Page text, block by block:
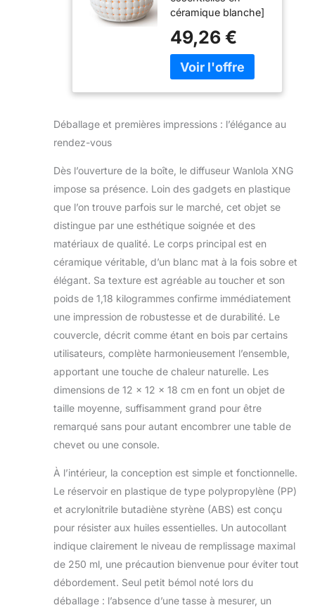
essentielles
grand espace,
250 ml
Diffuseur
d'huile
d'aromathérapie
de brume froide
avec 7 couleurs
brume
céramique blanche]
céramique blanche,
avec un design
classique de panier
couvercle en
et durable. La
structure intérieure
du diffuseur
d'aromathérapie est
en ABS et PP, 100 %
sans BPA [Ce
diffuseur peut être
équipé de ]
Réservoir d'eau de
facilement pendant
8 heures de jour ou
de nuit, et
doucement
la pièce
d'aromathérapie. Et
il peut être utilisé
dispose de 2 modes
fonctionne pendant
3 à 4 heures en
mode continu, ou 6
à 8 heures en mode
intermittent (30
secondes allumée,
30 secondes
éteinte), Qualité de
49,26 €
Déballage et premières impressions : l’élégance au
rendez-vous
Dès l’ouverture de la boîte, le diffuseur Wanlola XNG
impose sa présence. Loin des gadgets en plastique
que l’on trouve parfois sur le marché, cet objet se
distingue par une esthétique soignée et des
matériaux de qualité. Le corps principal est en
céramique véritable, d’un blanc mat à la fois sobre et
élégant. Sa texture est agréable au toucher et son
poids de 1,18 kilogrammes confirme immédiatement
une impression de robustesse et de durabilité. Le
couvercle, décrit comme étant en bois par certains
utilisateurs, complète harmonieusement l’ensemble,
apportant une touche de chaleur naturelle. Les
dimensions de 12 x 12 x 18 cm en font un objet de
taille moyenne, suffisamment grand pour être
remarqué sans pour autant encombrer une table de
chevet ou une console.
À l’intérieur, la conception est simple et fonctionnelle.
Le réservoir en plastique de type polypropylène (PP)
et acrylonitrile butadiène styrène (ABS) est conçu
pour résister aux huiles essentielles. Un autocollant
indique clairement le niveau de remplissage maximal
de 250 ml, une précaution bienvenue pour éviter tout
débordement. Seul petit bémol noté lors du
déballage : l’absence d’une tasse à mesurer, un